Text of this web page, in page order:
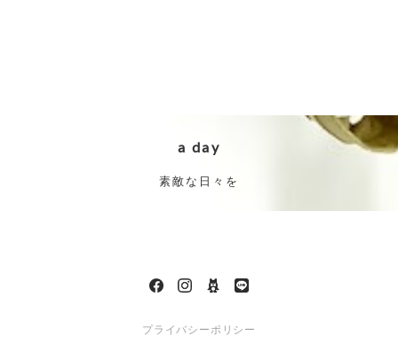
a day
素敵な日々を
プライバシーポリシー